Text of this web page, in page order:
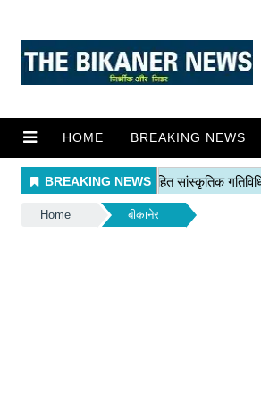
HOME BREAKING NEWS
Home बीकानेर